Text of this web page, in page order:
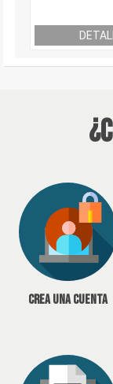
Crea una cuenta